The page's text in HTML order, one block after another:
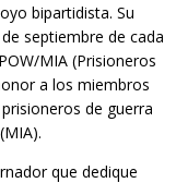
bipartidista. Su
septiembre de cada
MIA (Prisioneros
a los miembros
de guerra
que dedique